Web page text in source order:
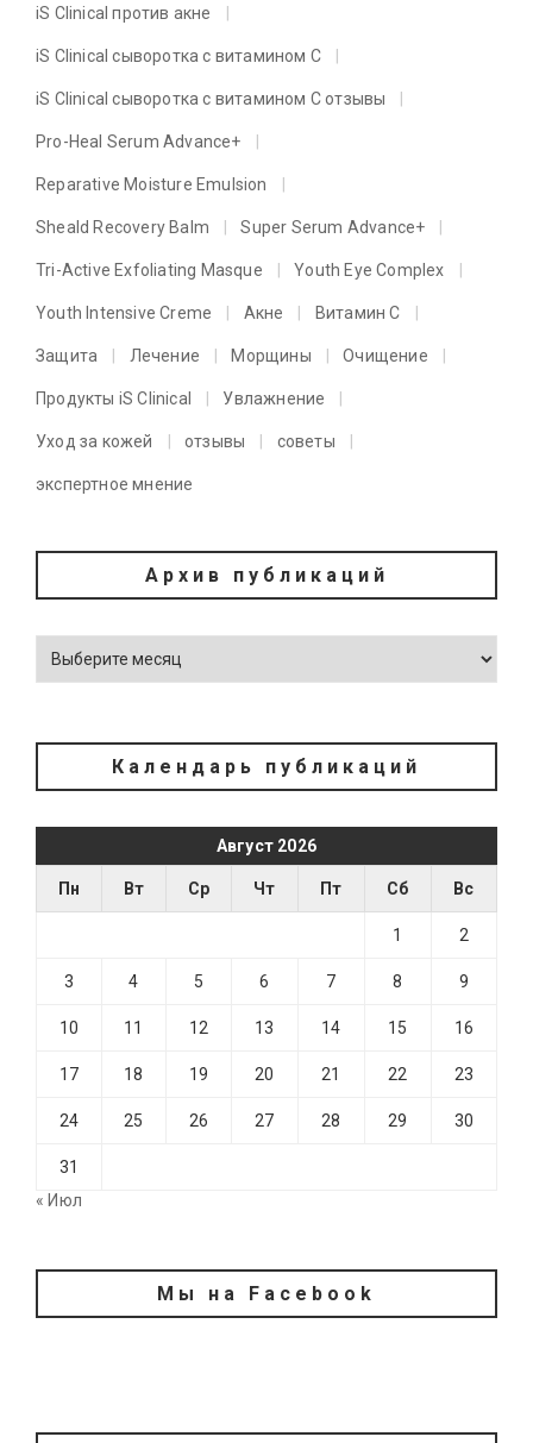
iS Clinical против акне
iS Clinical сыворотка с витамином C
iS Clinical сыворотка с витамином C отзывы
Pro-Heal Serum Advance+
Reparative Moisture Emulsion
Sheald Recovery Balm Super Serum Advance+
Tri-Active Exfoliating Masque Youth Eye Complex
Youth Intensive Creme Акне Витамин C
Защита Лечение Морщины Очищение
Продукты iS Clinical Увлажнение
Уход за кожей отзывы советы
экспертное мнение
Архив публикаций
Календарь публикаций
Август 2026
Пн Вт Ср Чт Пт Сб Вс
1 2
3 4 5 6 7 8 9
10 11 12 13 14 15 16
17 18 19 20 21 22 23
24 25 26 27 28 29 30
31
« Июл
Мы на Facebook